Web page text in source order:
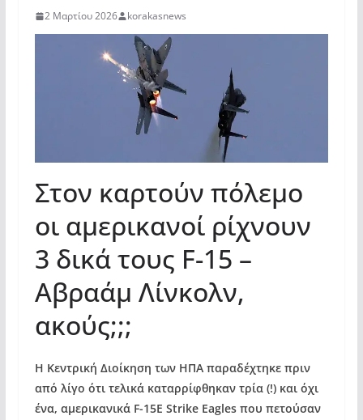
2 Μαρτίου 2026 korakasnews
Στον καρτούν πόλεμο
οι αμερικανοί ρίχνουν
3 δικά τους F-15 –
Αβραάμ Λίνκολν,
ακούς;;;
Η Κεντρική Διοίκηση των ΗΠΑ παραδέχτηκε πριν
από λίγο ότι τελικά καταρρίφθηκαν τρία (!) και όχι
ένα, αμερικανικά F-15E Strike Eagles που πετούσαν